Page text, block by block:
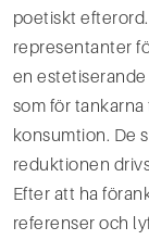
poetiskt
representanter
en
som för
konsumtion. De
reduktionen
Efter att ha
referenser och